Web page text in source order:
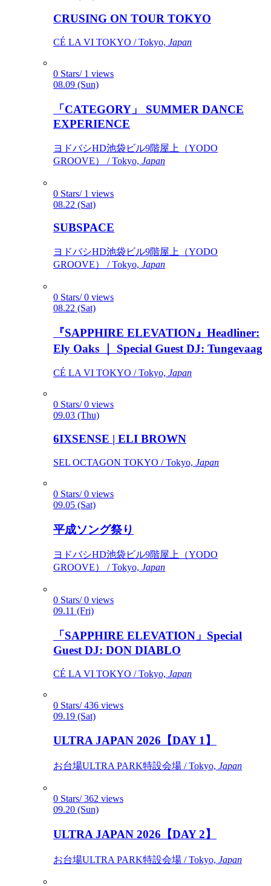
CRUSING ON TOUR TOKYO
CÉ LA VI TOKYO / Tokyo, Japan
0 Stars/ 1 views
08.09 (Sun)
「CATEGORY」 SUMMER DANCE
EXPERIENCE
ヨドバシHD池袋ビル9階屋上（YODO
GROOVE） / Tokyo, Japan
0 Stars/ 1 views
08.22 (Sat)
SUBSPACE
ヨドバシHD池袋ビル9階屋上（YODO
GROOVE） / Tokyo, Japan
0 Stars/ 0 views
08.22 (Sat)
『SAPPHIRE ELEVATION』Headliner:
Ely Oaks ｜ Special Guest DJ: Tungevaag
CÉ LA VI TOKYO / Tokyo, Japan
0 Stars/ 0 views
09.03 (Thu)
6IXSENSE | ELI BROWN
SEL OCTAGON TOKYO / Tokyo, Japan
0 Stars/ 0 views
09.05 (Sat)
平成ソング祭り
ヨドバシHD池袋ビル9階屋上（YODO
GROOVE） / Tokyo, Japan
0 Stars/ 0 views
09.11 (Fri)
「SAPPHIRE ELEVATION」Special
Guest DJ: DON DIABLO
CÉ LA VI TOKYO / Tokyo, Japan
0 Stars/ 436 views
09.19 (Sat)
ULTRA JAPAN 2026【DAY 1】
お台場ULTRA PARK特設会場 / Tokyo, Japan
0 Stars/ 362 views
09.20 (Sun)
ULTRA JAPAN 2026【DAY 2】
お台場ULTRA PARK特設会場 / Tokyo, Japan